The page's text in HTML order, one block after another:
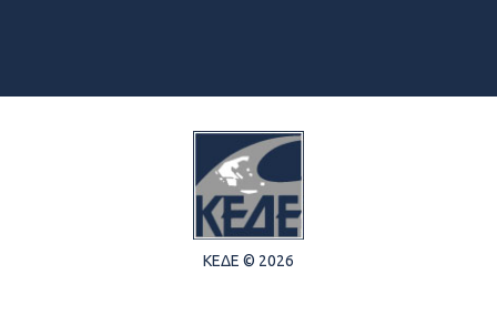
ΚΕΔΕ © 2026